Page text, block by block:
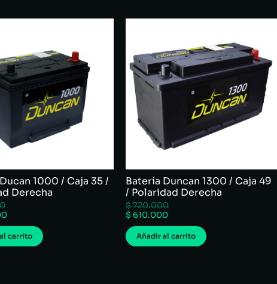
1000 / Caja 35 /
Derecha
carrito
Batería Duncan 1300 / Caja 49
/ Polaridad Derecha
$720.000
$ 610.000
Añadir al carrito